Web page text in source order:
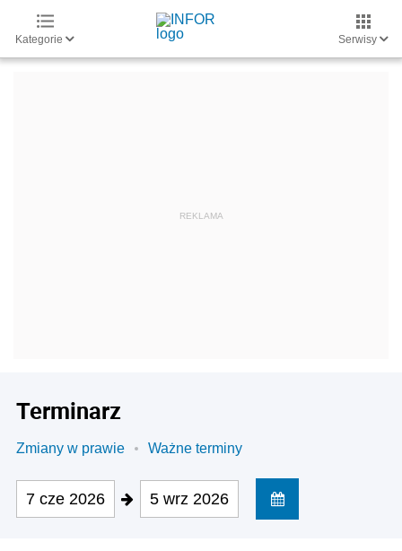
Kategorie Serwisy
Terminarz
Zmiany w prawie Ważne terminy
7 cze 2026 5 wrz 2026